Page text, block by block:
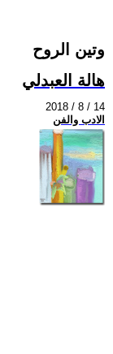
وتين الروح
هالة العبدلي
2018 / 8 / 14
الادب والفن